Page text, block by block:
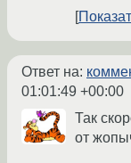
Ответ на:
01:01:49 +00:00
Так
от